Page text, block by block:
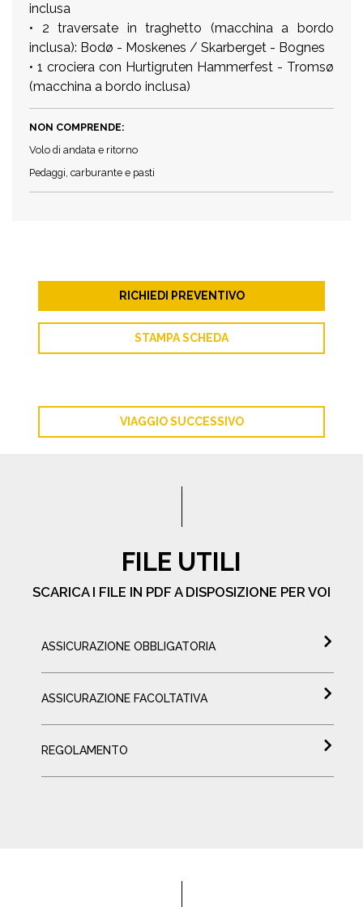
inclusa
• 2 traversate in traghetto (macchina a bordo
inclusa): Bodø - Moskenes / Skarberget - Bognes
• 1 crociera con Hurtigruten Hammerfest - Tromsø
(macchina a bordo inclusa)
NON COMPRENDE:
Volo di andata e ritorno
Pedaggi, carburante e pasti
RICHIEDI PREVENTIVO
STAMPA SCHEDA
VIAGGIO SUCCESSIVO
FILE UTILI
SCARICA I FILE IN PDF A DISPOSIZIONE PER VOI
ASSICURAZIONE OBBLIGATORIA
ASSICURAZIONE FACOLTATIVA
REGOLAMENTO